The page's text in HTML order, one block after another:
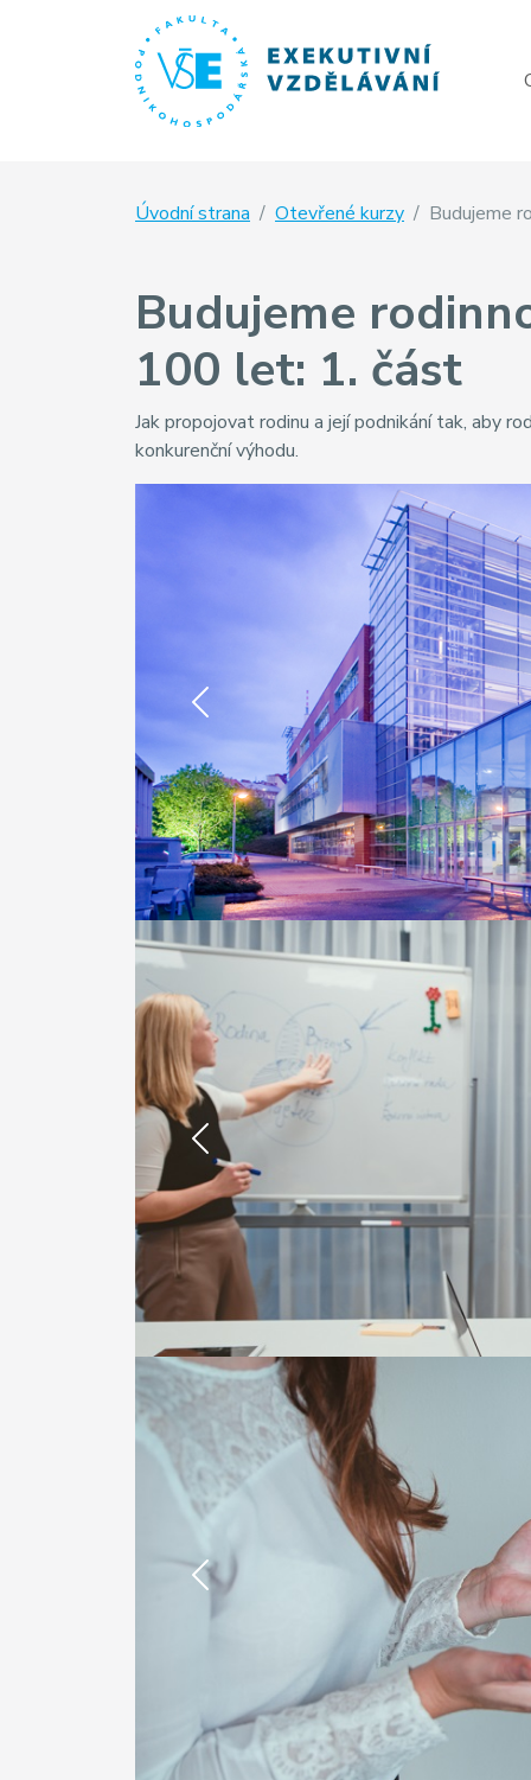
Úvodní strana Otevřené kurzy Budujeme
Budujeme
100 let: 1. část
Jak propojovat rodinu a její podnikání tak, aby
konkurenční výhodu.
Previous
Previous
Previous